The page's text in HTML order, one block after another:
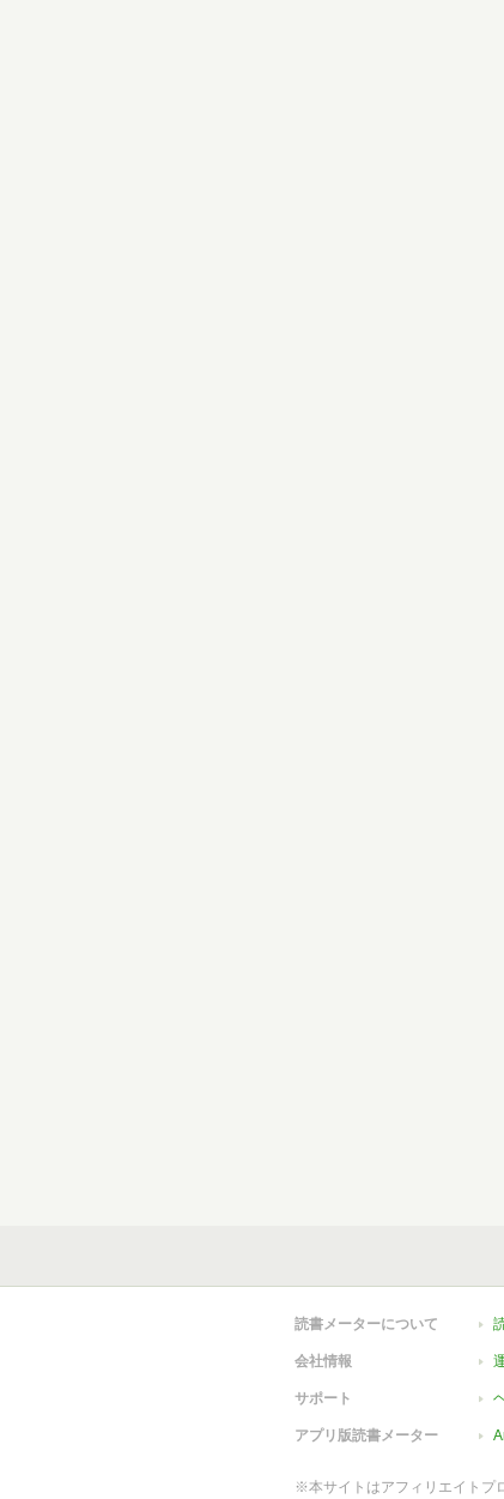
読書メーターについて
会社情報
サポート
アプリ版読書メーター
※本サイトはアフィリエイトプ